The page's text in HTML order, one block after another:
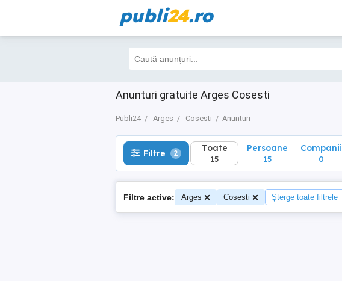
publi24.ro
Anunturi gratuite Arges Cosesti
Publi24 Arges Cosesti Anunturi
Filtre 2 Toate
15
Filtre 2 Toate
15
Persoane
15
Companii
0
Filtre active: Arges Cosesti Șterge toate filtrele